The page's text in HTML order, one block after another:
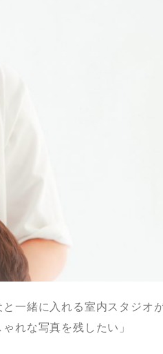
一緒に入れる室内スタジオ
れな写真を残したい」